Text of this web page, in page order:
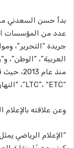
عدد من المؤسسات
جريدة “التحرير”،
منذ عام
“LTC”، “ETC”، “النهار”، “العاصمة”، “الحياة”، و”قناة الغد”.
وعن علاقته
“الإعلام الرياضي